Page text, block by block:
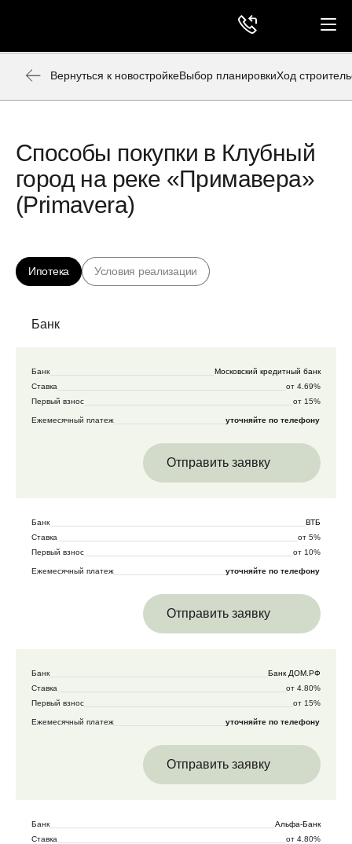
Вернуться к новостройкеВыбор планировкиХод
Способы покупки в Клубный
город на реке «Примавера»
(Primavera)
Ипотека Условия реализации
Банк
Банк
Московский кредитный банк
Ставка
от 4.69%
Первый взнос
от 15%
Ежемесячный платеж уточняйте по телефону
Отправить заявку
Банк
ВТБ
Ставка
от 5%
Первый взнос
от 10%
Ежемесячный платеж уточняйте по телефону
Отправить заявку
Банк
Банк ДОМ.РФ
Ставка
от 4.80%
Первый взнос
от 15%
Ежемесячный платеж уточняйте по телефону
Отправить заявку
Банк
Альфа-Банк
Ставка
от 4.80%